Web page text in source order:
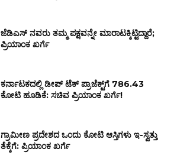
ಜೆಡಿಎಸ್ ನವರು ತಮ್ಮ ಪಕ್ಷವನ್ನೇ ಮಾರಾಟಕ್ಕಿಟ್ಟಿದ್ದಾರೆ;
ಪ್ರಿಯಾಂಕ ಖರ್ಗೆ
ಕರ್ನಾಟಕದಲ್ಲಿ ಡೀಪ್ ಟೆಕ್ ಪ್ರಾಜೆಕ್ಟ್‌ಗೆ ₹786.43
ಕೋಟಿ ಹೂಡಿಕೆ: ಸಚಿವ ಪ್ರಿಯಾಂಕ ಖರ್ಗೆ!
ಗ್ರಾಮೀಣ ಪ್ರದೇಶದ ಒಂದು ಕೋಟಿ ಆಸ್ತಿಗಳು ಇ-ಸ್ವತ್ತು
ತೆಕ್ಕೆಗೆ: ಪ್ರಿಯಾಂಕ ಖರ್ಗೆ